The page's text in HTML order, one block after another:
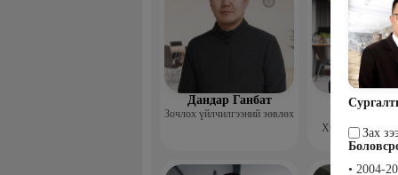
Зах
• 2004-
Дандар Ганбат
Зочлох үйлчилгээний зөвлөх
Хүний нөөцийн